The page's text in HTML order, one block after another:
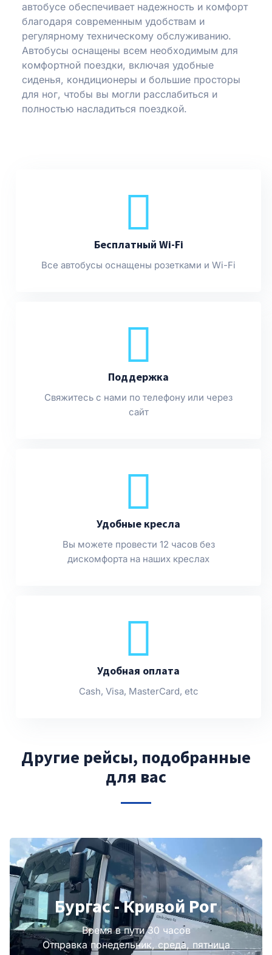
автобусе обеспечивает надежность и комфорт
благодаря современным удобствам и
регулярному техническому обслуживанию.
Автобусы оснащены всем необходимым для
комфортной поездки, включая удобные
сиденья, кондиционеры и большие просторы
для ног, чтобы вы могли расслабиться и
полностью насладиться поездкой.
Бесплатный Wi-Fi
Все автобусы оснащены розетками и Wi-Fi
Поддержка
Свяжитесь с нами по телефону или через
сайт
Удобные кресла
Вы можете провести 12 часов без
дискомфорта на наших креслах
Удобная оплата
Cash, Visa, MasterCard, etc
Другие рейсы, подобранные
для вас
Бургас - Кривой Рог
Время в пути 30 часов
Отправка понедельник, среда, пятница